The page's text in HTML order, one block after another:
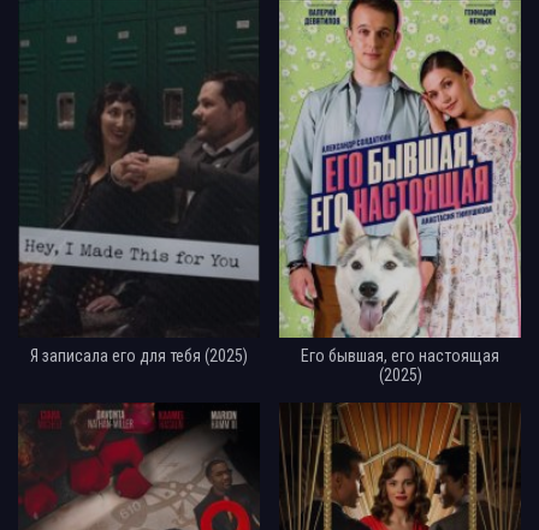
Я записала его для тебя (2025)
Его бывшая, его настоящая
(2025)